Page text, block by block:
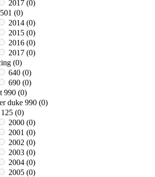
2017 (0)
(0)
2014 (0)
2015 (0)
2016 (0)
2017 (0)
(0)
640 (0)
690 (0)
990 (0)
duke 990 (0)
(0)
2000 (0)
2001 (0)
2002 (0)
2003 (0)
2004 (0)
2005 (0)